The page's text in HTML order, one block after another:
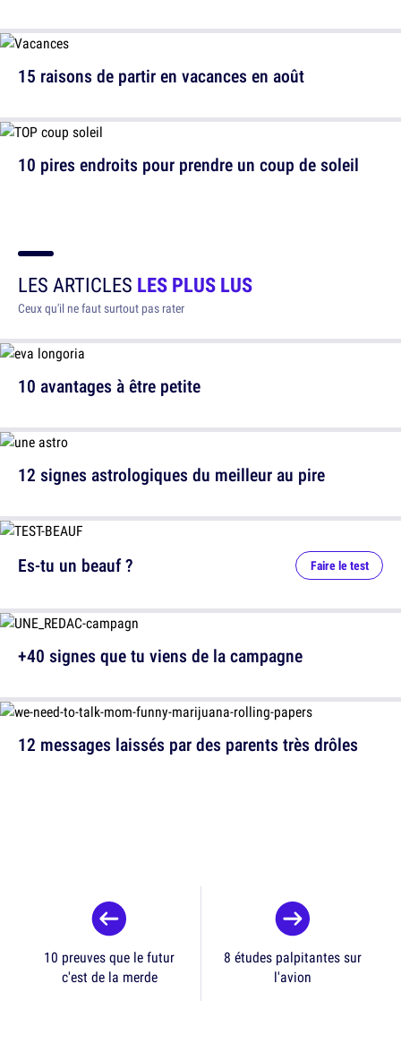
15 raisons de partir en vacances en août
10 pires endroits pour prendre un coup de soleil
LES ARTICLES LES PLUS LUS
Ceux qu'il ne faut surtout pas rater
10 avantages à être petite
12 signes astrologiques du meilleur au pire
12 messages laissés par des parents très drôles
Es-tu un beauf ? Faire le test
+40 signes que tu viens de la campagne
10 preuves que le futur
c'est de la merde
8 études palpitantes sur
l'avion